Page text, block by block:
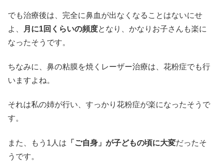
でも治療後は、完全に鼻血が出なくなることはないにせ
よ、
月に1回くらいの頻度となり、かなりお子さんも楽に
なったそうです。
ちなみに、鼻の粘膜を焼くレーザー治療は、花粉症でも行
いますよね。
それは私の姉が行い、すっかり花粉症が楽になったそうで
す。
また、もう1人は 「ご自身」が子どもの頃に大変だったそ
うです。